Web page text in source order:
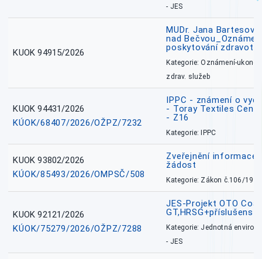
- JES
KUOK 94915/2026
MUDr. Jana
nad
poskytování
Kategorie: Oznámení-
zdrav. služeb
KUOK 94431/2026
KÚOK/68407/2026/OŽPZ/7232
IPPC - známení o
- Toray Textiles
- Z16
Kategorie: IPPC
KUOK 93802/2026
KÚOK/85493/2026/OMPSČ/508
Zveřejnění informace
žádost
Kategorie: Zákon č.106/1999
KUOK 92121/2026
KÚOK/75279/2026/OŽPZ/7288
JES-Projekt OTO
Kategorie: Jednotná
- JES